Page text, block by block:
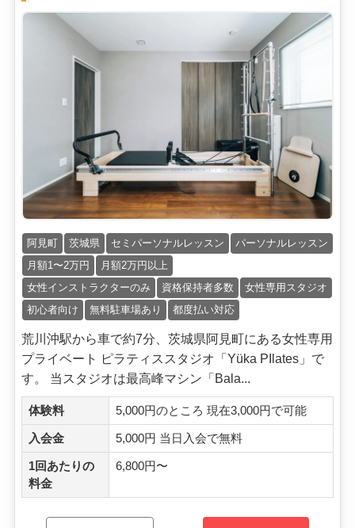
阿見町 茨城県 セミパーソナルレッスン
パーソナルレッスン
月額1〜2万円
月額2万円以上
女性インストラクターのみ
資格保持者多数
女性専用スタジオ
初心者向け
無料駐車場あり 都度払い対応
荒川沖駅から車で約7分、茨城県阿見町にある女性専用
プライベート ピラティススタジオ「Yüka PIlates」で
す。 当スタジオは最高峰マシン「Bala...
体験料 5,000円のところ 現在3,000円で可能
入会金 5,000円 当日入会で無料
1回あたりの
料金
6,800円〜